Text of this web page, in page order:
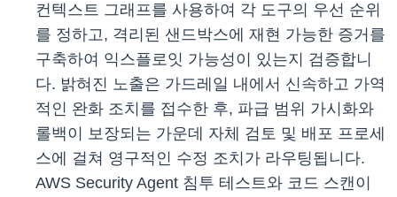
컨텍스트 그래프를 사용하여 각 도구의 우선 순위
를 정하고, 격리된 샌드박스에 재현 가능한 증거를
구축하여 익스플로잇 가능성이 있는지 검증합니
다. 밝혀진 노출은 가드레일 내에서 신속하고 가역
적인 완화 조치를 접수한 후, 파급 범위 가시화와
롤백이 보장되는 가운데 자체 검토 및 배포 프로세
스에 걸쳐 영구적인 수정 조치가 라우팅됩니다.
AWS Security Agent 침투 테스트와 코드 스캔이